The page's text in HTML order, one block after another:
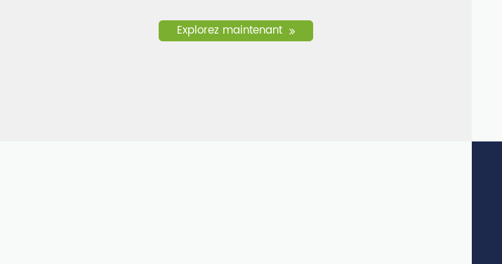
Explorez maintenant